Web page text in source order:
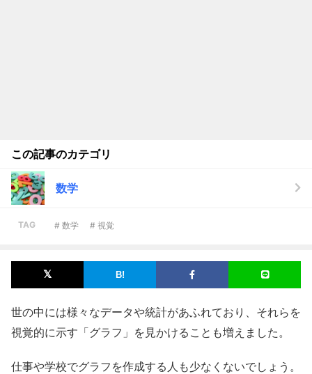
この記事のカテゴリ
数学
TAG # 数学 # 視覚
世の中には様々なデータや統計があふれており、それらを
視覚的に示す「グラフ」を見かけることも増えました。
仕事や学校でグラフを作成する人も少なくないでしょう。